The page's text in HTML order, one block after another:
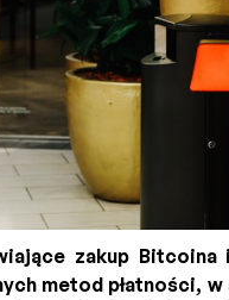
zakup
metod płatności,